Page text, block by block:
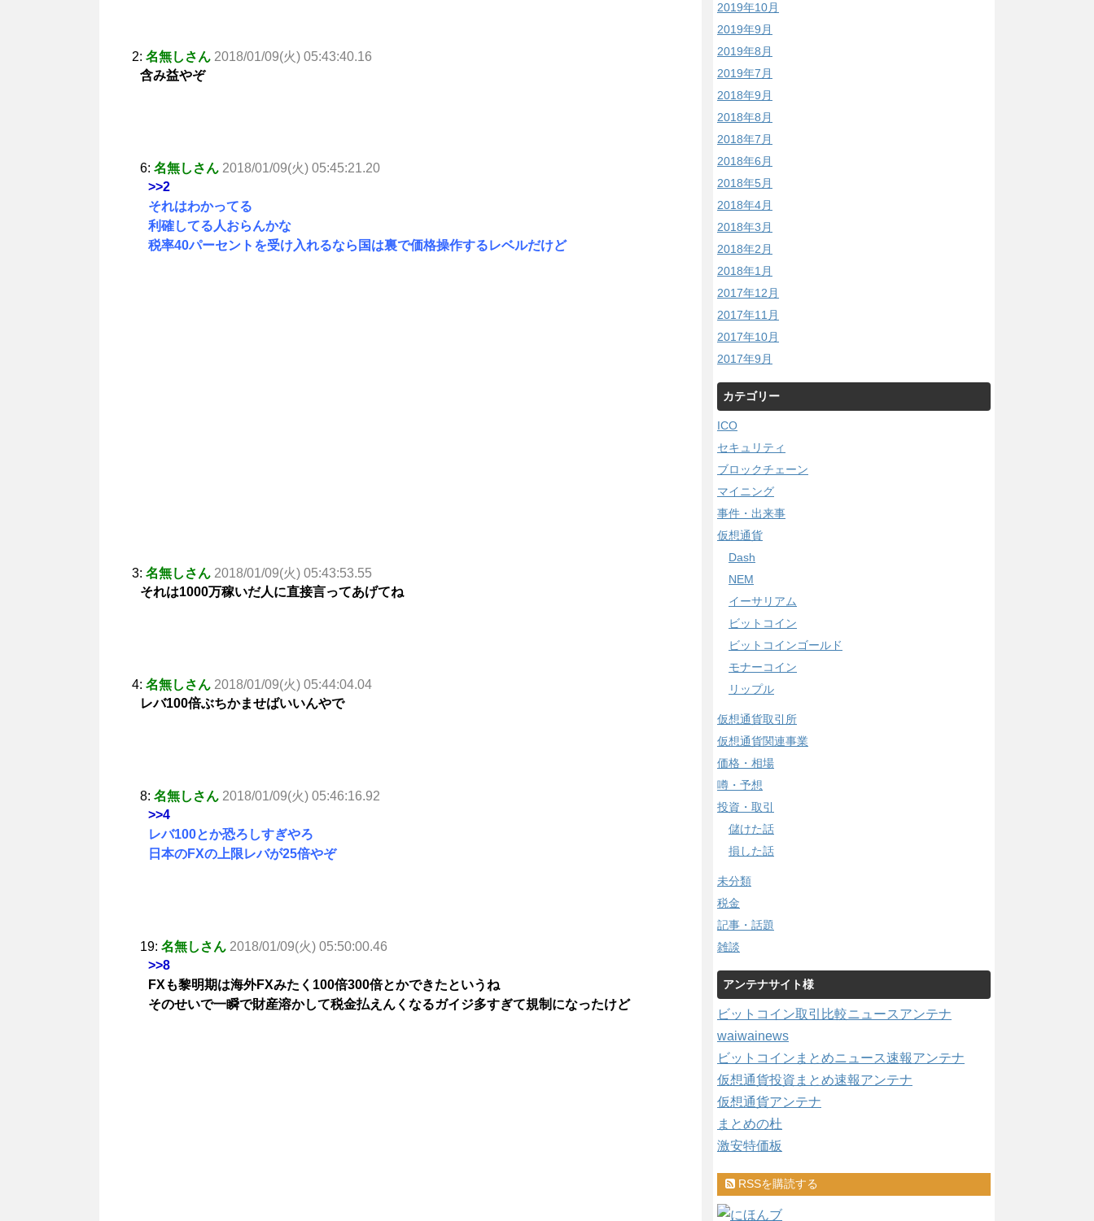
2: 名無しさん 2018/01/09(火) 05:43:40.16
含み益やぞ
6: 名無しさん 2018/01/09(火) 05:45:21.20
>>2
それはわかってる
利確してる人おらんかな
税率40パーセントを受け入れるなら国は裏で価格操作するレベルだけど
3: 名無しさん 2018/01/09(火) 05:43:53.55
それは1000万稼いだ人に直接言ってあげてね
4: 名無しさん 2018/01/09(火) 05:44:04.04
レバ100倍ぶちかませばいいんやで
8: 名無しさん 2018/01/09(火) 05:46:16.92
>>4
レバ100とか恐ろしすぎやろ
日本のFXの上限レバが25倍やぞ
19: 名無しさん 2018/01/09(火) 05:50:00.46
>>8
FXも黎明期は海外FXみたく100倍300倍とかできたというね
そのせいで一瞬で財産溶かして税金払えんくなるガイジ多すぎて規制になったけど
2019年10月
2019年9月
2019年8月
2019年7月
2018年9月
2018年8月
2018年7月
2018年6月
2018年5月
2018年4月
2018年3月
2018年2月
2018年1月
2017年12月
2017年11月
2017年10月
2017年9月
カテゴリー
ICO
セキュリティ
ブロックチェーン
マイニング
事件・出来事
仮想通貨
Dash
NEM
イーサリアム
ビットコイン
ビットコインゴールド
モナーコイン
リップル
仮想通貨取引所
仮想通貨関連事業
価格・相場
噂・予想
投資・取引
儲けた話
損した話
未分類
税金
記事・話題
雑談
アンテナサイト様
ビットコイン取引比較ニュースアンテナ
waiwainews
ビットコインまとめニュース速報アンテナ
仮想通貨投資まとめ速報アンテナ
仮想通貨アンテナ
まとめの杜
激安特価板
RSSを購読する